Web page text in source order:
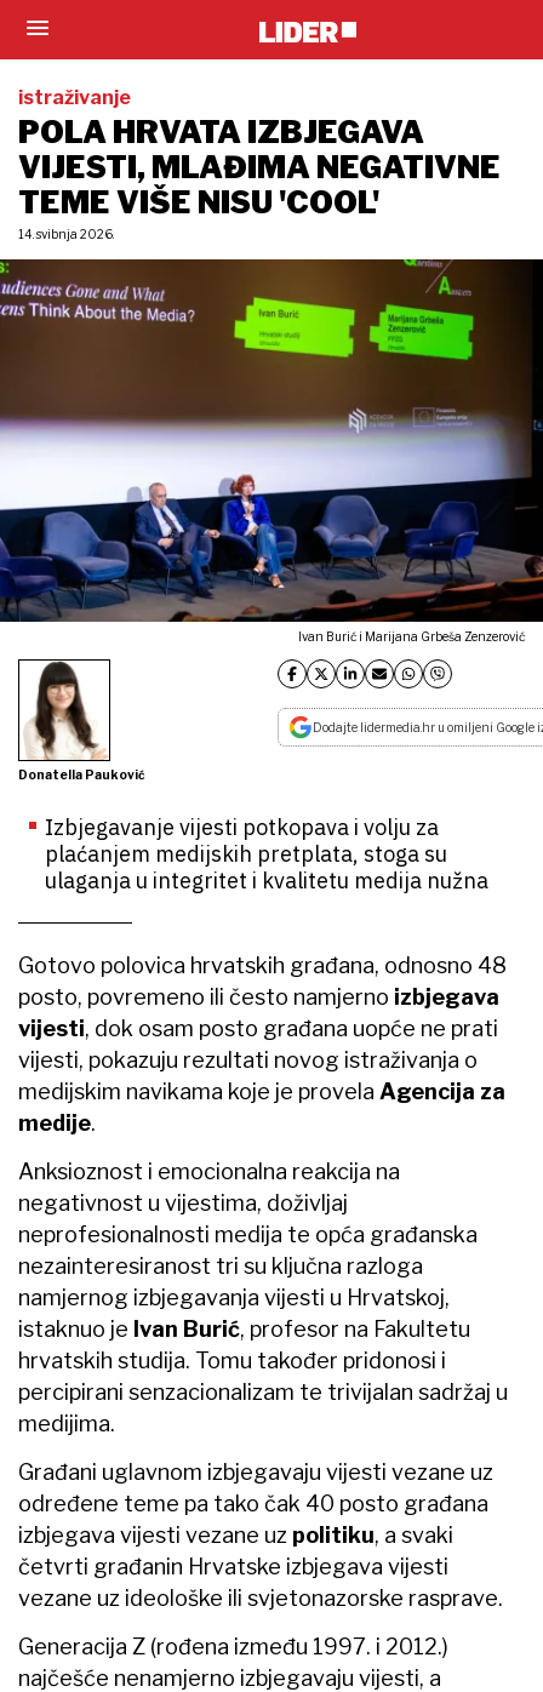
istraživanje
POLA HRVATA IZBJEGAVA
VIJESTI, MLAĐIMA NEGATIVNE
TEME VIŠE NISU 'COOL'
14. svibnja 2026.
Ivan Burić i Marijana Grbeša Zenzerović
Donatella Pauković
Dodajte lidermedia.hr u omiljeni Google
Izbjegavanje vijesti potkopava i volju za
plaćanjem medijskih pretplata, stoga su
ulaganja u integritet i kvalitetu medija nužna
Gotovo polovica hrvatskih građana, odnosno 48
posto, povremeno ili često namjerno izbjegava
vijesti, dok osam posto građana uopće ne prati
vijesti, pokazuju rezultati novog istraživanja o
medijskim navikama koje je provela Agencija za
medije.
Anksioznost i emocionalna reakcija na
negativnost u vijestima, doživljaj
neprofesionalnosti medija te opća građanska
nezainteresiranost tri su ključna razloga
namjernog izbjegavanja vijesti u Hrvatskoj,
istaknuo je Ivan Burić, profesor na Fakultetu
hrvatskih studija. Tomu također pridonosi i
percipirani senzacionalizam te trivijalan sadržaj u
medijima.
Građani uglavnom izbjegavaju vijesti vezane uz
određene teme pa tako čak 40 posto građana
izbjegava vijesti vezane uz politiku, a svaki
četvrti građanin Hrvatske izbjegava vijesti
vezane uz ideološke ili svjetonazorske rasprave.
Generacija Z (rođena između 1997. i 2012.)
najčešće nenamjerno izbjegavaju vijesti, a